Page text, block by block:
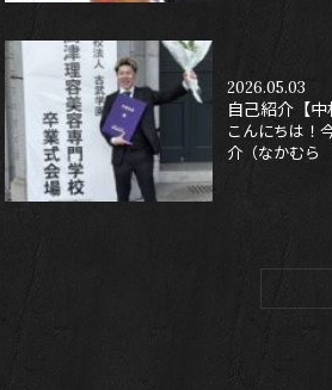
2026.05.03
自己紹介【中
こんにちは！
介（なかむら